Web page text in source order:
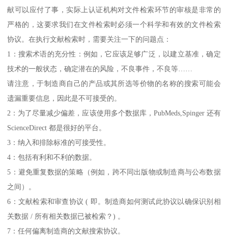
献可以应付了事，实际上认证机构对文件检索环节的审核是非常的
严格的，这要求我们在文件检索时必须一个科学和有效的文件检索
协议。在执行文献检索时，需要关注一下的问题点：
1：搜索术语的充分性：例如，它应该足够广泛，以建立基准，确定
技术的一般状态，确定潜在的风险，不良事件，不良等……
请注意，于制造商自己的产品或其所选等价物的名称的搜索可能会
遗漏重要信息，因此是不可接受的。
2：为了尽量减少偏差，应该使用多个数据库，PubMeds,Spinger 还有
ScienceDirect 都是很好的平台。
3：纳入和排除标准的可接受性。
4：包括有利和不利的数据。
5：避免重复数据的策略（例如，跨不同出版物或制造商与公布数据
之间）。
6：文献检索和审查协议 ( 即。制造商如何测试此协议以确保识别相
关数据 / 所有相关数据已被检索？) 。
7：任何偏离制造商的文献搜索协议。